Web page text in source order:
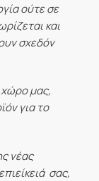
ούτε σε
και
σχεδόν
μας,
για το
νέας
σας,